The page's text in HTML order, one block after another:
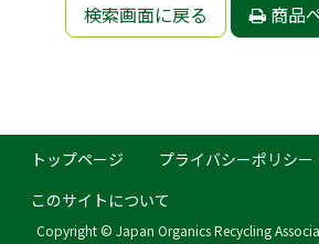
検索画面に戻る 商品
トップページ
プライバシーポリシー
このサイトについて
Copyright © Japan Organics Recycling